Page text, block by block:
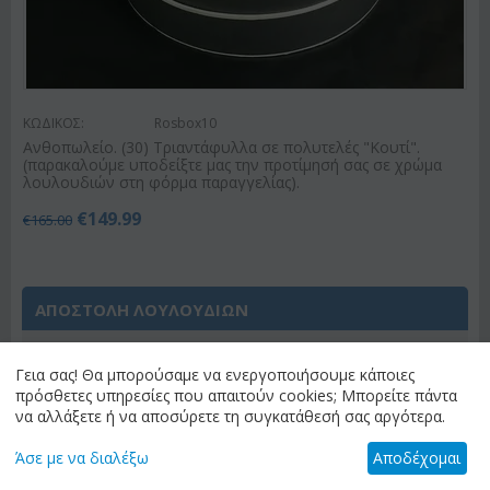
ΚΩΔΙΚΟΣ: Rosbox10
Ανθοπωλείο. (30) Τριαντάφυλλα σε πολυτελές "Κουτί".
(παρακαλούμε υποδείξτε μας την προτίμησή σας σε χρώμα
λουλουδιών στη φόρμα παραγγελίας).
€165.00 €149.99
ΑΠΟΣΤΟΛΗ ΛΟΥΛΟΥΔΙΩΝ
Έχετε επιλέξει
"Ανθοπωλείο Αθήνα Κέντρο &
Προάστια (Λεκανοπέδιο Αττικής)"ως
προορισμό αποστολής. Αν θέλετε διαφορετικό
προορισμό, παρακαλώ επιλέξτε "αλλαγή
προορισμού" για να δείτε τα διαθέσιμα λουλούδια
για τον προορισμό σας.
Γεια σας! Θα μπορούσαμε να ενεργοποιήσουμε κάποιες
πρόσθετες υπηρεσίες που απαιτούν cookies; Μπορείτε πάντα
να αλλάξετε ή να αποσύρετε τη συγκατάθεσή σας αργότερα.
Άσε με να διαλέξω Αποδέχομαι